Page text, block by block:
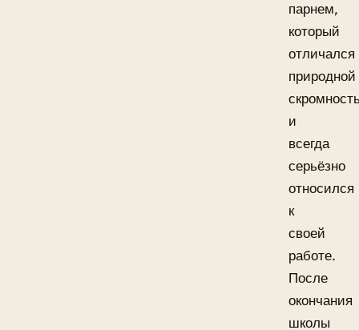
парнем,
который
отличался
природной
и
всегда
серьёзно
относился
к
своей
работе.
После
окончания
школы